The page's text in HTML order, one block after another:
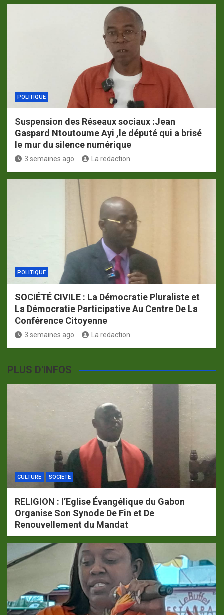
POLITIQUE
Suspension des Réseaux sociaux :Jean
Gaspard Ntoutoume Ayi ,le député qui a brisé
le mur du silence numérique
3 semaines ago La redaction
POLITIQUE
SOCIÉTÉ CIVILE : La Démocratie Pluraliste et
La Démocratie Participative Au Centre De La
Conférence Citoyenne
3 semaines ago La redaction
PLUS D'INFOS
CULTURE SOCIETE
RELIGION : l’Eglise Évangélique du Gabon
Organise Son Synode De Fin et De
Renouvellement du Mandat